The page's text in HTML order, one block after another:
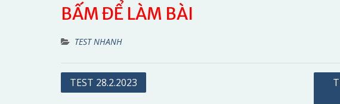
BẤM ĐỂ LÀM BÀI
TEST NHANH
Điều
TEST 28.2.2023